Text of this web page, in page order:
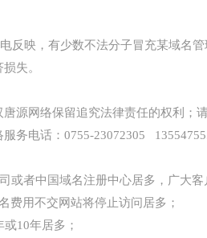
反映，有少数不法分子冒充某域名
失。
源网络保留追究法律责任的权利
务电话：0755-23072305
或者中国域名注册中心居多，广大
费用不交网站将停止访问居多；
10年居多；